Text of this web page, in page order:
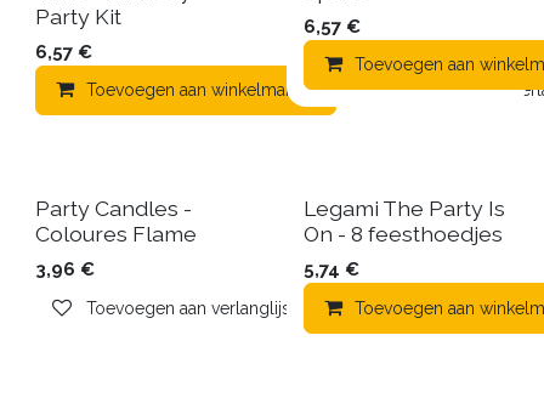
Party Kit
6,57 €
Toevoegen aan winkelmandje Toevoegen aan
6,57€
Toevoegen aan
Party Candles -
Coloures Flame
3,96 €
Toevoegen aan verlanglijst
Legami The Party Is
On - 8 feesthoedjes
5,74 €
Toevoegen aan